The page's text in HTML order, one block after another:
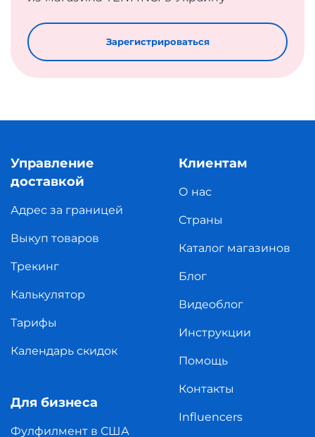
Зарегистрироваться
Управление
доставкой
Адрес за границей
Выкуп товаров
Трекинг
Калькулятор
Тарифы
Календарь скидок
Для бизнеса
Фулфилмент в США
Клиентам
О нас
Страны
Каталог магазинов
Блог
Видеоблог
Инструкции
Помощь
Контакты
Influencers